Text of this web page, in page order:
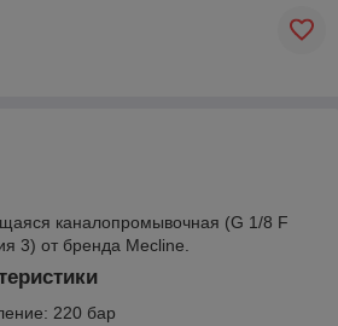
каналопромывочная (G 1/8 F
3) от бренда Mecline.
220 бар